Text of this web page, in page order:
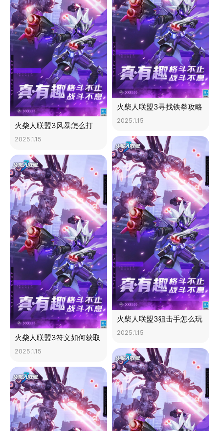
火柴人联盟3风暴怎么打
2025.1.15
火柴人联盟3符文如何获取
2025.1.15
火柴人联盟3寻找铁拳攻略
2025.1.15
火柴人联盟3狙击手怎么玩
2025.1.15